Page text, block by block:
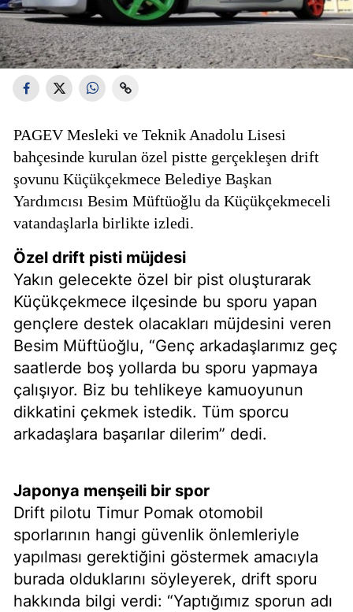
PAGEV Mesleki ve Teknik Anadolu Lisesi
bahçesinde kurulan özel pistte gerçekleşen drift
şovunu Küçükçekmece Belediye Başkan
Yardımcısı Besim Müftüoğlu da Küçükçekmeceli
vatandaşlarla birlikte izledi.
Özel drift pisti müjdesi
Yakın gelecekte özel bir pist oluşturarak
Küçükçekmece ilçesinde bu sporu yapan
gençlere destek olacakları müjdesini veren
Besim Müftüoğlu, “Genç arkadaşlarımız geç
saatlerde boş yollarda bu sporu yapmaya
çalışıyor. Biz bu tehlikeye kamuoyunun
dikkatini çekmek istedik. Tüm sporcu
arkadaşlara başarılar dilerim” dedi.
Japonya menşeili bir spor
Drift pilotu Timur Pomak otomobil
sporlarının hangi güvenlik önlemleriyle
yapılması gerektiğini göstermek amacıyla
burada olduklarını söyleyerek, drift sporu
hakkında bilgi verdi: “Yaptığımız sporun adı